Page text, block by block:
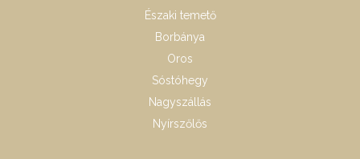
Északi temető
Borbánya
Oros
Sóstóhegy
Nagyszállás
Nyírszőlős